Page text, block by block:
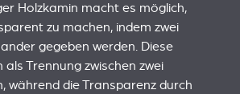
Holzkamin macht es möglich,
zu machen, indem zwei
gegeben werden. Diese
als Trennung zwischen zwei
während die Transparenz durch